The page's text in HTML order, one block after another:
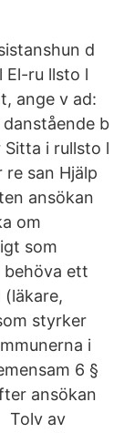
d
El-ru llsto l
ange v ad:
b
Sitta i rullsto l
re san Hjälp
ansökan
om
som
behöva ett
styrker
i
6 §
ansökan
Tolv av